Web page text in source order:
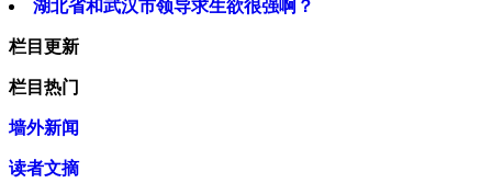
湖北省和武汉市领导求生欲很强啊？
栏目更新
栏目热门
墙外新闻
读者文摘